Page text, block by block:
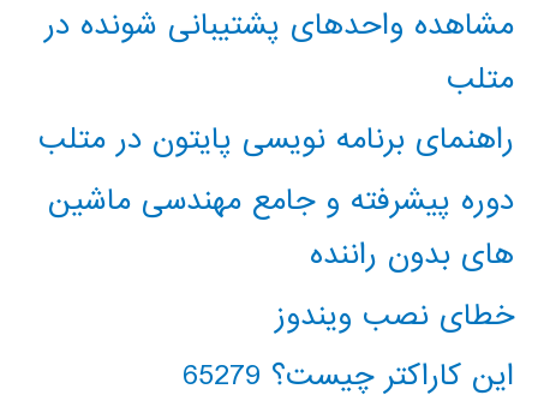
مشاهده واحدهای پشتیبانی شونده در
متلب
راهنمای برنامه نویسی پایتون در متلب
دوره پیشرفته و جامع مهندسی ماشین
های بدون راننده
خطای نصب ویندوز
این کاراکتر چیست؟ 65279